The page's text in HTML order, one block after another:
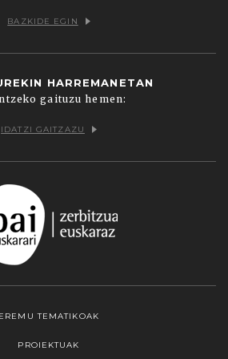
BAZKIDE EGIN
HARREMANETAN
gaituzu hemen:
IDATZI GAITZAZU
EREMU TEMATIKOAK
PROIEKTUAK